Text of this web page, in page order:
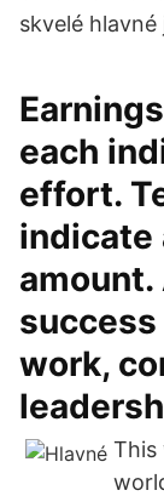
skvelé hlavné
each
effort.
indicate
success
work,
This